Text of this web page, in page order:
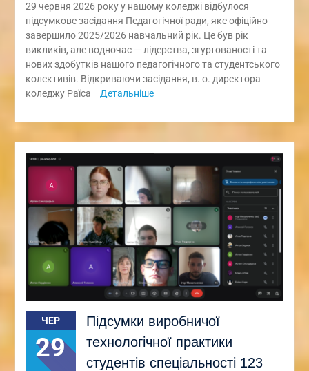
29 червня 2026 року у нашому коледжі відбулося
підсумкове засідання Педагогічної ради, яке офіційно
завершило 2025/2026 навчальний рік. Це був рік
викликів, але водночас — лідерства, згуртованості та
нових здобутків нашого педагогічного та студентського
колективів. Відкриваючи засідання, в. о. директора
коледжу Раїса
Детальніше
ЧЕР
29
Підсумки виробничої
технологічної практики
студентів спеціальності 123